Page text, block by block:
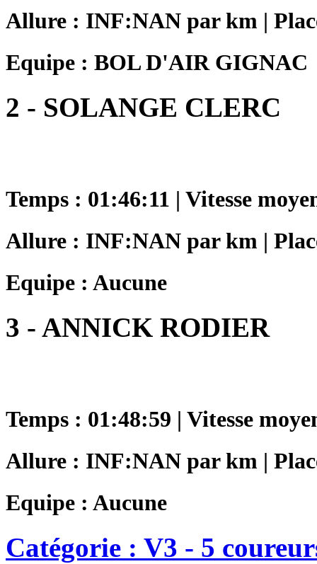
Allure : INF:NAN par km |
Equipe : BOL D'AIR GIGNAC
2 - SOLANGE CLERC
Temps : 01:46:11 | Vitesse
Allure : INF:NAN par km |
Equipe : Aucune
3 - ANNICK RODIER
Temps : 01:48:59 | Vitesse
Allure : INF:NAN par km |
Equipe : Aucune
Catégorie : V3 - 5